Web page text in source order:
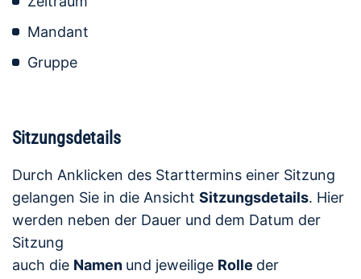
Mandant
Gruppe
Sitzungsdetails
Durch Anklicken des Starttermins einer Sitzung
gelangen Sie in die Ansicht Sitzungsdetails. Hier
werden neben der Dauer und dem Datum der
Sitzung
auch die Namen und jeweilige Rolle der